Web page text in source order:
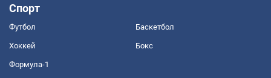
Спорт
Футбол Баскетбол
Хоккей Бокс
Формула-1